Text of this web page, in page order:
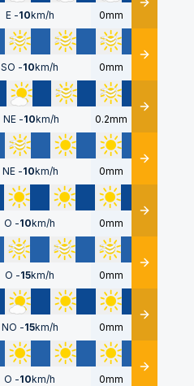
E -10km/h 0mm Détails
SO -10km/h 0mm Détails
NE -10km/h 0.2mm Détails
NE -10km/h 0mm Détails
O -10km/h 0mm Détails
O -15km/h 0mm Détails
NO -15km/h 0mm Détails
O -10km/h 0mm Détails